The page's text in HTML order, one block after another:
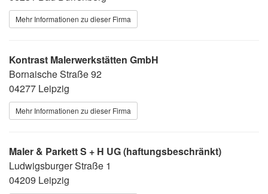
Mehr Informationen zu dieser Firma
Kontrast Malerwerkstätten GmbH
Bornaische Straße 92
04277 Leipzig
Mehr Informationen zu dieser Firma
Maler & Parkett S + H UG (haftungsbeschränkt)
Ludwigsburger Straße 1
04209 Leipzig